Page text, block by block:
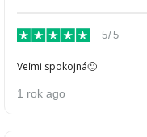
5/5
Veľmi spokojná🙂
1 rok ago